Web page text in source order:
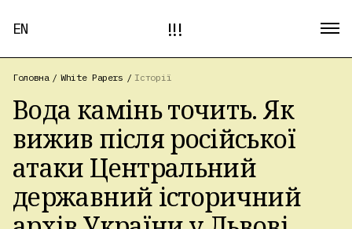
EN !!!
Головна / White Papers / Історії
Вода камінь точить. Як
вижив після російської
атаки Центральний
державний історичний